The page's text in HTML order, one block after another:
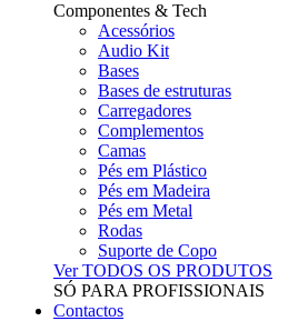
Componentes & Tech
Acessórios
Audio Kit
Bases
Bases de estruturas
Carregadores
Complementos
Camas
Pés em Plástico
Pés em Madeira
Pés em Metal
Rodas
Suporte de Copo
Ver TODOS OS PRODUTOS
SÓ PARA PROFISSIONAIS
Contactos